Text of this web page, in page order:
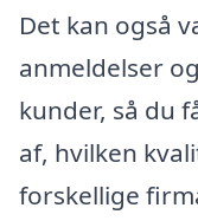
Det kan også
anmeldelser
kunder, så du
af, hvilken
forskellige